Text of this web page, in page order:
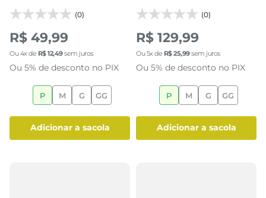
(0)
R$ 49,99
Ou4x de R$12,49sem juros
Ou 5% de desconto no PIX
P M G GG
adicionar a sacola
(0)
R$ 129,99
Ou5x de R$25,99sem juros
Ou 5% de desconto no PIX
P M G GG
adicionar a sacola